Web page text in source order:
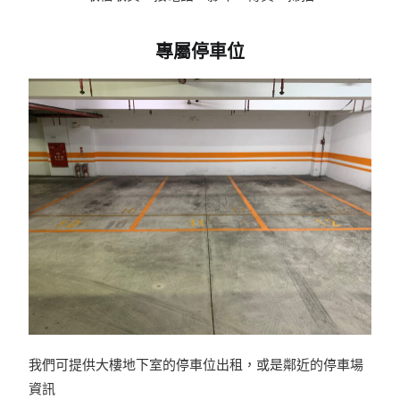
專屬停車位
我們可提供大樓地下室的停車位出租，或是鄰近的停車場
資訊